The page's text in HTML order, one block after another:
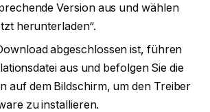
Version aus und wählen
herunterladen“.
abgeschlossen ist, führen
aus und befolgen Sie die
auf dem Bildschirm, um den Treiber
zu installieren.